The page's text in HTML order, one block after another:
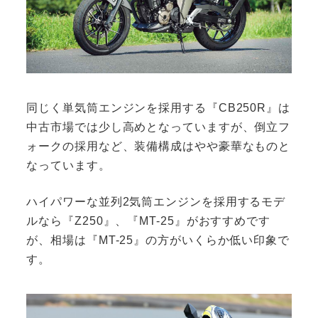
同じく単気筒エンジンを採用する『CB250R』は
中古市場では少し高めとなっていますが、倒立フ
ォークの採用など、装備構成はやや豪華なものと
なっています。
ハイパワーな並列2気筒エンジンを採用するモデ
ルなら『Z250』、『MT-25』がおすすめです
が、相場は『MT-25』の方がいくらか低い印象で
す。